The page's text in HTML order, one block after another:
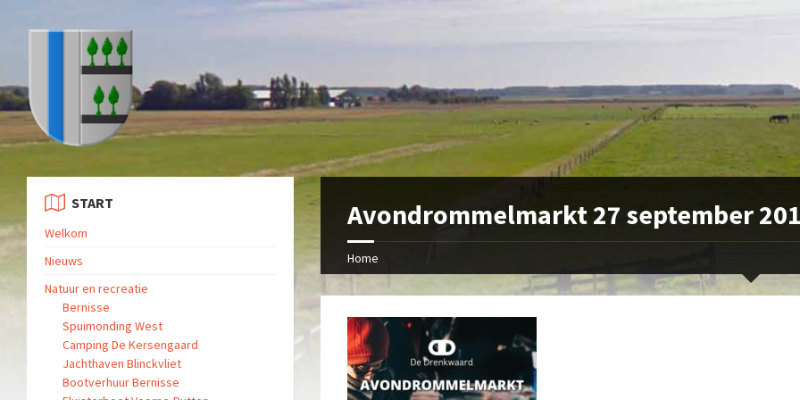
Avondrommelmarkt 27 september
Home
START
Welkom
Nieuws
Natuur en recreatie
Bernisse
Spuimonding West
Camping De Kersengaard
Jachthaven Blinckvliet
Bootverhuur Bernisse